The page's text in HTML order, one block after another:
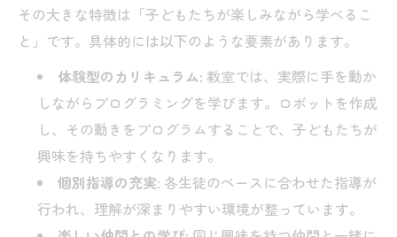
その大きな特徴は「子どもたちが楽しみながら学べるこ
と」です。具体的には以下のような要素があります。
体験型のカリキュラム: 教室では、実際に手を動か
しながらプログラミングを学びます。ロボットを作成
し、その動きをプログラムすることで、子どもたちが
興味を持ちやすくなります。
個別指導の充実: 各生徒のペースに合わせた指導が
行われ、理解が深まりやすい環境が整っています。